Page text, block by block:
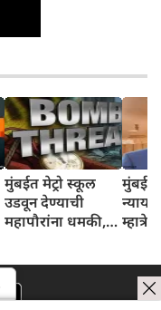
मुंबईत मेट्रो स्कूल
उडवून देण्याची
महापौरांना धमकी,
मुंबई
म्हात्रे
दिले